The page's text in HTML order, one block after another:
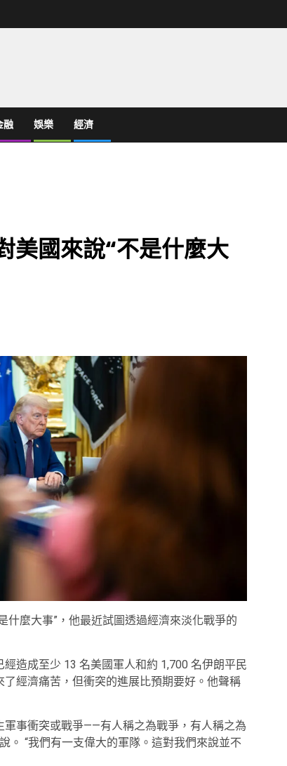
融 娛樂 經濟
美國來說“不是什麼大
什麼大事”，他最近試圖透過經濟來淡化戰爭的
造成至少 13 名美國軍人和約 1,700 名伊朗平民
經濟痛苦，但衝突的進展比預期要好。他聲稱
軍事衝突或戰爭——有人稱之為戰爭，有人稱之為
“我們有一支偉大的軍隊。這對我們來說並不